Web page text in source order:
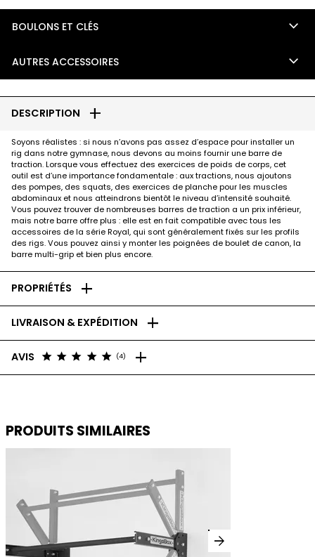
BOULONS ET CLÉS keyboard_arrow_down
AUTRES ACCESSOIRES keyboard_arrow_down
DESCRIPTION add
Soyons réalistes : si nous n’avons pas assez d’espace pour installer un
rig dans notre gymnase, nous devons au moins fournir une barre de
traction. Lorsque vous effectuez des exercices de poids de corps, cet
outil est d’une importance fondamentale : aux tractions, nous ajoutons
des pompes, des squats, des exercices de planche pour les muscles
abdominaux et nous atteindrons bientôt le niveau d’intensité souhaité.
Vous pouvez trouver de nombreuses barres de traction a un prix inférieur,
mais notre barre offre plus : elle est en fait compatible avec tous les
accessoires de la série Royal, qui sont généralement fixés sur les profils
des rigs. Vous pouvez ainsi y monter les poignées de boulet de canon, la
barre multi-grip et bien plus encore.
PROPRIÉTÉS add
LIVRAISON & EXPÉDITION add
AVIS star star star star star (4) add
PRODUITS SIMILAIRES
arrow_forward